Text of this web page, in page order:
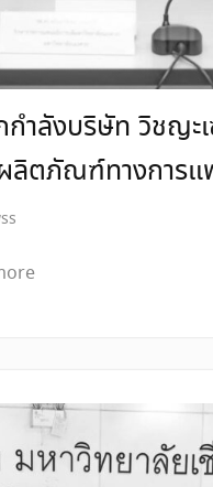
ำลังบริษัท วิชญะ
ลิตภัณฑ์ทางการ